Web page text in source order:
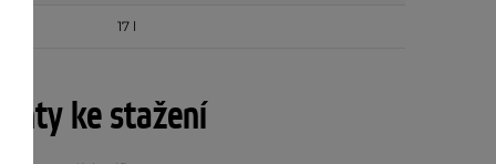
17 l
ke stažení